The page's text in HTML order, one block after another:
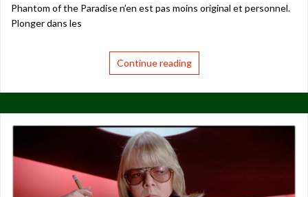
Phantom of the Paradise n’en est pas moins original et personnel.
Plonger dans les
Continue reading